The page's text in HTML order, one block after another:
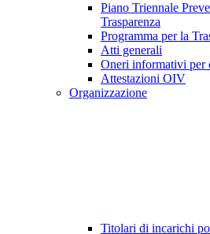
Piano Triennale
Trasparenza
Programma per la
Atti generali
Oneri informativi per
Attestazioni OIV
Organizzazione
Titolari di incarichi